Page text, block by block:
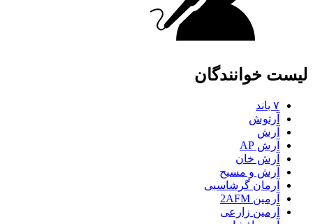
لیست خوانندگان
۷ باند
آرتوش
آرش
آرش AP
آرش خان
آرش و مسیح
آرمان گرشاسبی
آرمین 2AFM
آرمین زارعی